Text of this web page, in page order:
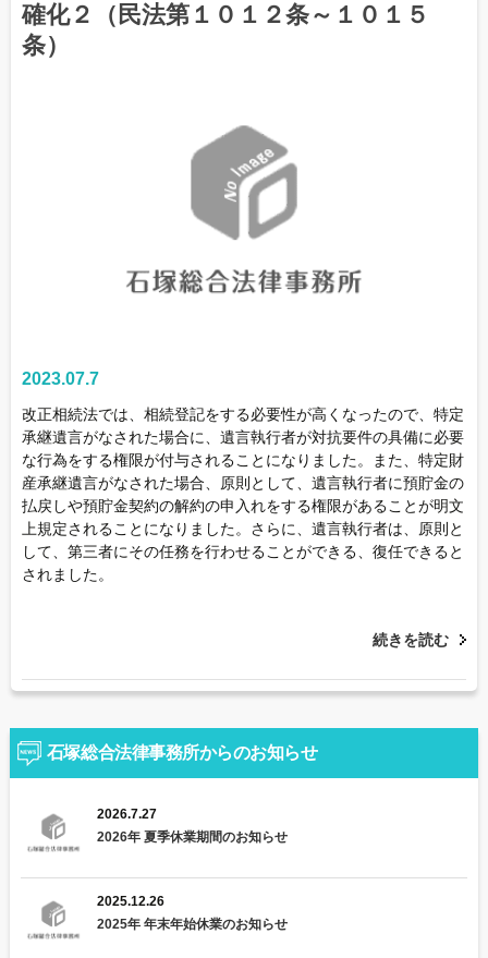
確化２（民法第１０１２条～１０１５
条）
2023.07.7
改正相続法では、相続登記をする必要性が高くなったので、特定
承継遺言がなされた場合に、遺言執行者が対抗要件の具備に必要
な行為をする権限が付与されることになりました。また、特定財
産承継遺言がなされた場合、原則として、遺言執行者に預貯金の
払戻しや預貯金契約の解約の申入れをする権限があることが明文
上規定されることになりました。さらに、遺言執行者は、原則と
して、第三者にその任務を行わせることができる、復任できると
されました。
続きを読む
石塚総合法律事務所からのお知らせ
2026.7.27
2026年 夏季休業期間のお知らせ
2025.12.26
2025年 年末年始休業のお知らせ